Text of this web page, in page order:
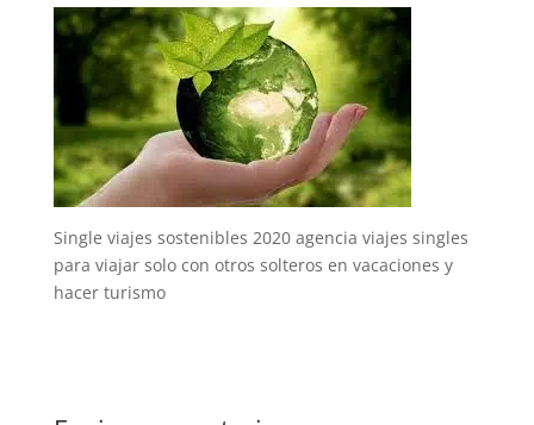
Single viajes sostenibles 2020 agencia viajes singles
para viajar solo con otros solteros en vacaciones y
hacer turismo